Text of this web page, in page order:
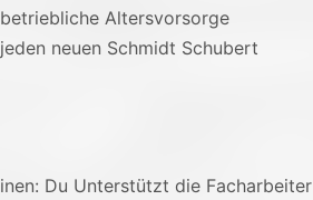
Altersvorsorge
neuen Schmidt Schubert
Du Unterstützt die Facharbeiter